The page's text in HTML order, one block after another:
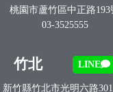
桃園市蘆竹區中正路193
03-3525555
竹北 LINE
新竹縣竹北市光明六路